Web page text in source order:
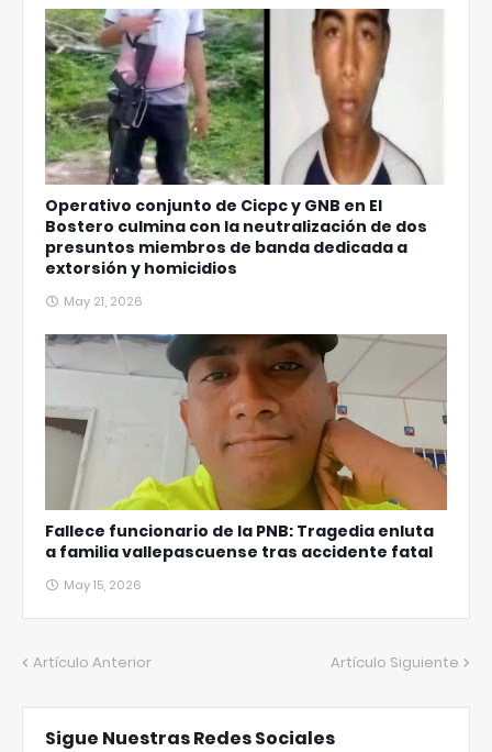
Operativo conjunto de Cicpc y GNB en El
Bostero culmina con la neutralización de dos
presuntos miembros de banda dedicada a
extorsión y homicidios
May 21, 2026
Fallece funcionario de la PNB: Tragedia enluta
a familia vallepascuense tras accidente fatal
May 15, 2026
Artículo Anterior Artículo Siguiente
Sigue Nuestras Redes Sociales